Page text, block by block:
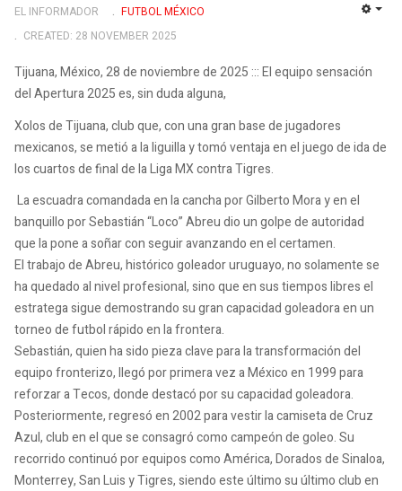
EL INFORMADOR
FUTBOL MÉXICO
CREATED: 28 NOVEMBER 2025
Tijuana, México, 28 de noviembre de 2025 ::: El equipo sensación
del Apertura 2025 es, sin duda alguna,
Xolos de Tijuana, club que, con una gran base de jugadores
mexicanos, se metió a la liguilla y tomó ventaja en el juego de ida de
los cuartos de final de la Liga MX contra Tigres.
La escuadra comandada en la cancha por Gilberto Mora y en el
banquillo por Sebastián “Loco” Abreu dio un golpe de autoridad
que la pone a soñar con seguir avanzando en el certamen.
El trabajo de Abreu, histórico goleador uruguayo, no solamente se
ha quedado al nivel profesional, sino que en sus tiempos libres el
estratega sigue demostrando su gran capacidad goleadora en un
torneo de futbol rápido en la frontera.
Sebastián, quien ha sido pieza clave para la transformación del
equipo fronterizo, llegó por primera vez a México en 1999 para
reforzar a Tecos, donde destacó por su capacidad goleadora.
Posteriormente, regresó en 2002 para vestir la camiseta de Cruz
Azul, club en el que se consagró como campeón de goleo. Su
recorrido continuó por equipos como América, Dorados de Sinaloa,
Monterrey, San Luis y Tigres, siendo este último su último club en